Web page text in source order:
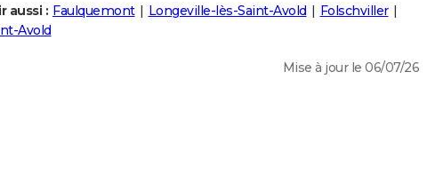
aussi : Faulquemont Longeville-lès-Saint-Avold
Folschviller
Avold
Mise à jour le 06/07/26